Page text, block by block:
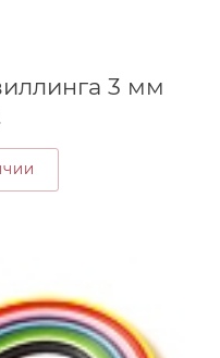
3 мм